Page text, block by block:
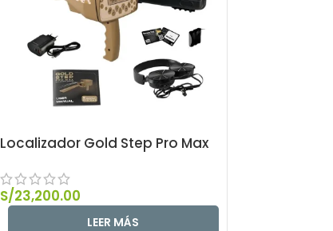
Localizador Gold Step Pro Max
S/23,200.00
LEER MÁS